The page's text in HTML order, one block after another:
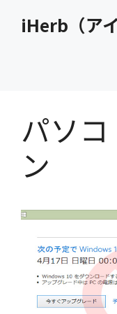
iHerb（ア
パソコ
ン